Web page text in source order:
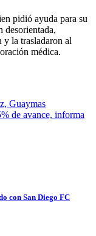
pidió ayuda para su
desorientada,
y la trasladaron al
médica.
Guaymas
de avance, informa
con San Diego FC